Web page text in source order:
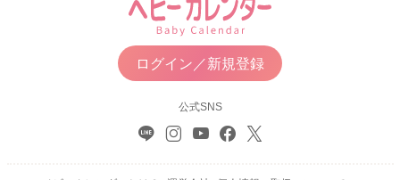
ログイン／新規登録
公式SNS